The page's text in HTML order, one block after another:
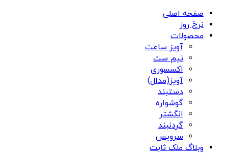
صفحه اصلی
نرخ روز
محصولات
آویز ساعت
نیم ست
اکسسوری
آویز(مدال)
دستبند
گوشواره
انگشتر
گردنبند
سرویس
وبلاگ ملک ثابت